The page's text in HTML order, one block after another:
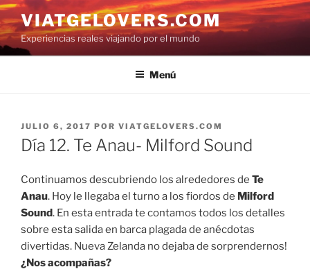
Saltar
al
contenido
VIATGELOVERS.COM
Experiencias reales viajando por el mundo
Menú
PUBLICADO
EL
JULIO 6, 2017 POR VIATGELOVERS.COM
Día 12. Te Anau- Milford Sound
Continuamos descubriendo los alrededores de Te
Anau. Hoy le llegaba el turno a los fiordos de Milford
Sound. En esta entrada te contamos todos los detalles
sobre esta salida en barca plagada de anécdotas
divertidas. Nueva Zelanda no dejaba de sorprendernos!
¿Nos acompañas?